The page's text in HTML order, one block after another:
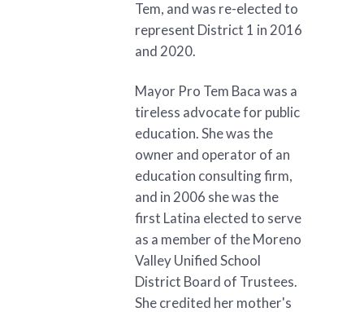
Tem, and was re-elected to
represent District 1 in 2016
and 2020.
Mayor Pro Tem Baca was a
tireless advocate for public
education. She was the
owner and operator of an
education consulting firm,
and in 2006 she was the
first Latina elected to serve
as a member of the Moreno
Valley Unified School
District Board of Trustees.
She credited her mother's